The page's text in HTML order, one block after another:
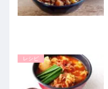
レシピ